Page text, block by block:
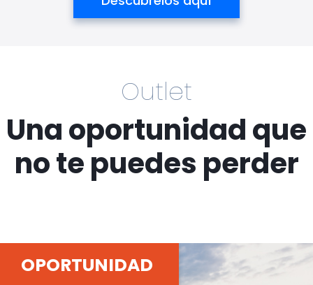
Outlet
Una oportunidad que
no te puedes perder
OPORTUNIDAD